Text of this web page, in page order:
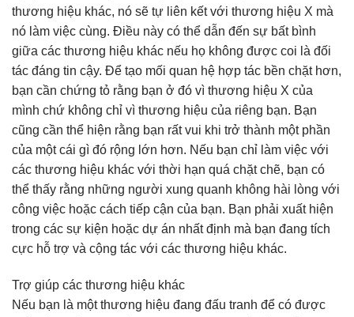
thương hiệu khác, nó sẽ tự liên kết với thương hiệu X mà
nó làm việc cùng. Điều này có thể dẫn đến sự bất bình
giữa các thương hiệu khác nếu họ không được coi là đối
tác đáng tin cậy. Để tạo mối quan hệ hợp tác bền chặt hơn,
bạn cần chứng tỏ rằng bạn ở đó vì thương hiệu X của
mình chứ không chỉ vì thương hiệu của riêng bạn. Bạn
cũng cần thể hiện rằng bạn rất vui khi trở thành một phần
của một cái gì đó rộng lớn hơn. Nếu bạn chỉ làm việc với
các thương hiệu khác với thời hạn quá chặt chẽ, bạn có
thể thấy rằng những người xung quanh không hài lòng với
công việc hoặc cách tiếp cận của bạn. Bạn phải xuất hiện
trong các sự kiện hoặc dự án nhất định mà bạn đang tích
cực hỗ trợ và cộng tác với các thương hiệu khác.
Trợ giúp các thương hiệu khác
Nếu bạn là một thương hiệu đang đấu tranh để có được